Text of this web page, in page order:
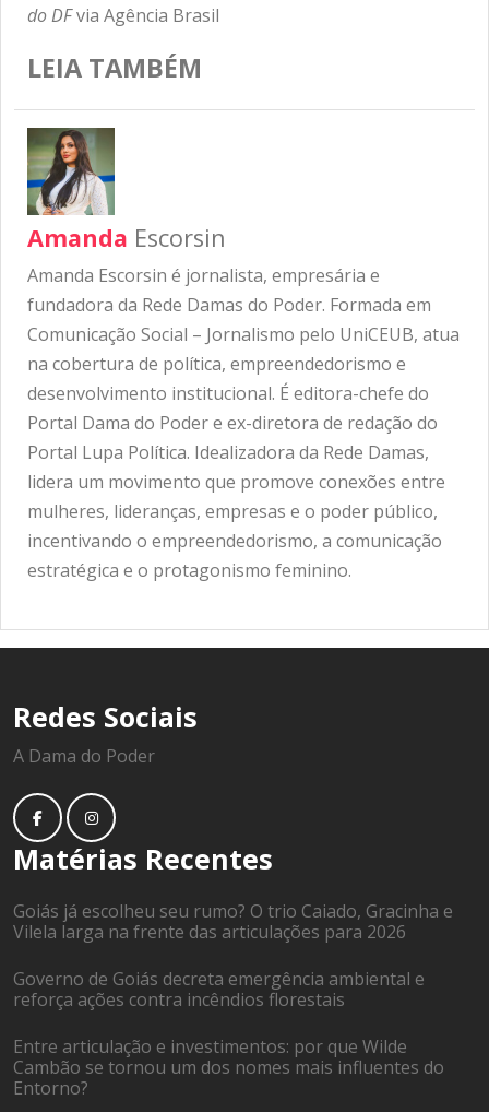
do DFvia Agência Brasil
LEIA TAMBÉM
Amanda Escorsin
Amanda Escorsin é jornalista, empresária e
fundadora da Rede Damas do Poder. Formada em
Comunicação Social – Jornalismo pelo UniCEUB, atua
na cobertura de política, empreendedorismo e
desenvolvimento institucional. É editora-chefe do
Portal Dama do Poder e ex-diretora de redação do
Portal Lupa Política. Idealizadora da Rede Damas,
lidera um movimento que promove conexões entre
mulheres, lideranças, empresas e o poder público,
incentivando o empreendedorismo, a comunicação
estratégica e o protagonismo feminino.
Redes Sociais
A Dama do Poder
Matérias Recentes
Goiás já escolheu seu rumo? O trio Caiado, Gracinha e
Vilela larga na frente das articulações para 2026
Governo de Goiás decreta emergência ambiental e
reforça ações contra incêndios florestais
Entre articulação e investimentos: por que Wilde
Cambão se tornou um dos nomes mais influentes do
Entorno?